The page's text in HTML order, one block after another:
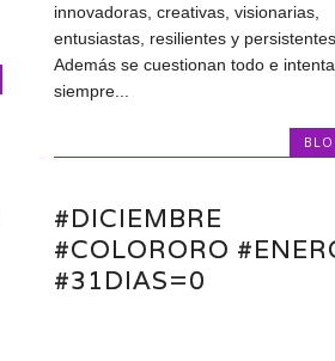
innovadoras, creativas, visionarias,
entusiastas, resilientes y persistentes.
Además se cuestionan todo e
siempre...
#DICIEMBRE
#COLORORO
#31DIAS=0